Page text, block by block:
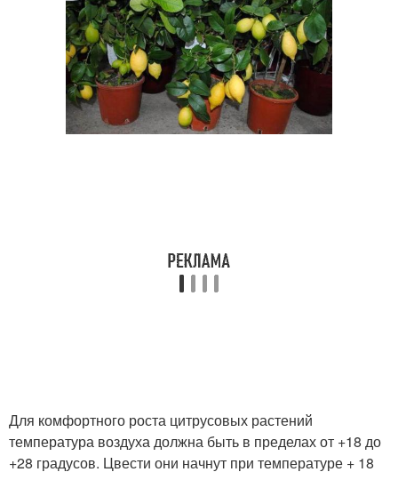
Для комфортного роста цитрусовых растений
температура воздуха должна быть в пределах от +18 до
+28 градусов. Цвести они начнут при температуре + 18